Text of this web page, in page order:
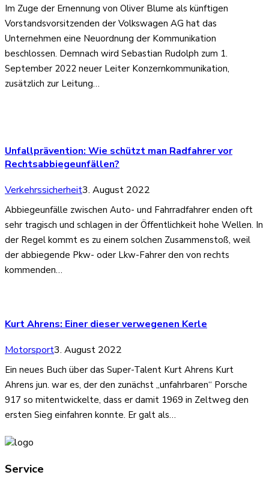
Im Zuge der Ernennung von Oliver Blume als künftigen
Vorstandsvorsitzenden der Volkswagen AG hat das
Unternehmen eine Neuordnung der Kommunikation
beschlossen. Demnach wird Sebastian Rudolph zum 1.
September 2022 neuer Leiter Konzernkommunikation,
zusätzlich zur Leitung…
Unfallprävention: Wie schützt man Radfahrer vor
Rechtsabbiegeunfällen?
Verkehrssicherheit3. August 2022
Abbiegeunfälle zwischen Auto- und Fahrradfahrer enden oft
sehr tragisch und schlagen in der Öffentlichkeit hohe Wellen. In
der Regel kommt es zu einem solchen Zusammenstoß, weil
der abbiegende Pkw- oder Lkw-Fahrer den von rechts
kommenden…
Kurt Ahrens: Einer dieser verwegenen Kerle
Motorsport3. August 2022
Ein neues Buch über das Super-Talent Kurt Ahrens Kurt
Ahrens jun. war es, der den zunächst „unfahrbaren“ Porsche
917 so mitentwickelte, dass er damit 1969 in Zeltweg den
ersten Sieg einfahren konnte. Er galt als…
Service